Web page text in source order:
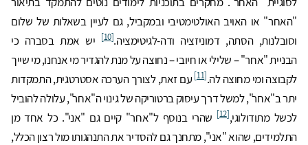
"האחר" או האויב האולטימטיבי ובמקביל, גם לעיין בשאלות של שלום
וסובלנות, הסתה, דמוניזציה ודה-לגיטימציה.[10]
יש אמת בסברה כי
הבניית "אחר" – שלילי או חיובי – נחוצה על מנת להגדיר מי אנחנו, מי שייך
לקבוצה ומי מחוצה לה.[11]
עם זאת, לצורך הערכה אסטרטגית, התמקדות
יתר ב"אחר", למשל דרך עיסוק ברטוריקה של גינוי ה"אחר", עלולה להוביל
לכשל מתודולוגי,[12]
שהרי בנוסף ל"אחר" קיים גם "אני". כל אחד מן
התלמידים, שהוא "אני", מתחנך גם להסדיר את התנהגותו מול רצון הכלל,